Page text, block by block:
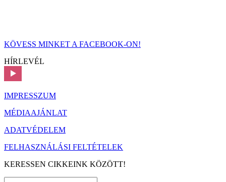
KÖVESS MINKET A FACEBOOK-ON!
HÍRLEVÉL
IMPRESSZUM
MÉDIAAJÁNLAT
ADATVÉDELEM
FELHASZNÁLÁSI FELTÉTELEK
KERESSEN CIKKEINK KÖZÖTT!